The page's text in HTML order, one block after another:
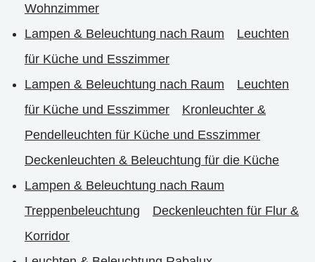
Wohnzimmer
Lampen & Beleuchtung nach Raum
Leuchten
für Küche und Esszimmer
Lampen & Beleuchtung nach Raum
Leuchten
für Küche und Esszimmer
Kronleuchter &
Pendelleuchten für Küche und Esszimmer
Deckenleuchten & Beleuchtung für die Küche
Lampen & Beleuchtung nach Raum
Treppenbeleuchtung
Deckenleuchten für Flur &
Korridor